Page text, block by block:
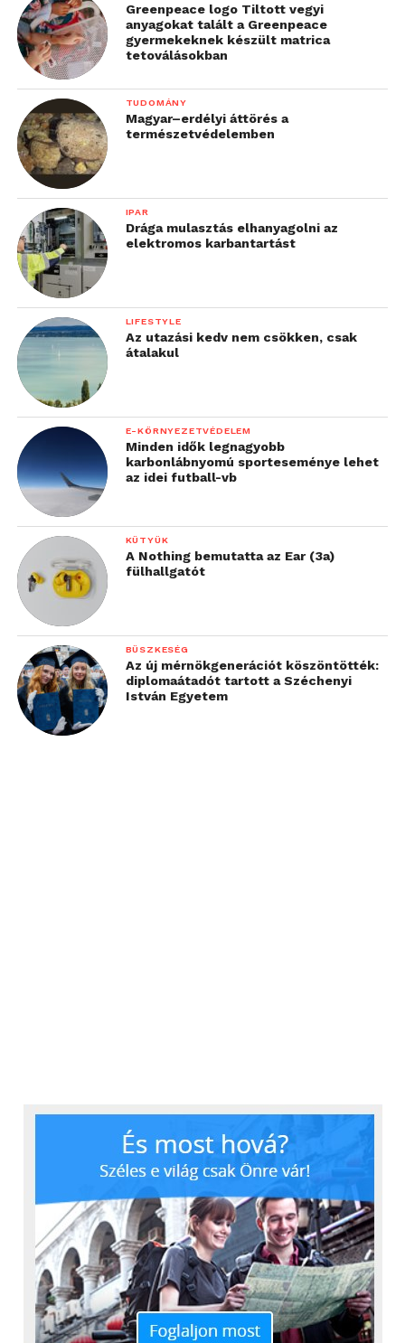
Greenpeace logo Tiltott vegyi
anyagokat talált a Greenpeace
gyermekeknek készült matrica
tetoválásokban
TUDOMÁNY
Magyar–erdélyi áttörés a
természetvédelemben
IPAR
Drága mulasztás elhanyagolni az
elektromos karbantartást
LIFESTYLE
Az utazási kedv nem csökken, csak
átalakul
E-KÖRNYEZETVÉDELEM
Minden idők legnagyobb
karbonlábnyomú sporteseménye lehet
az idei futball-vb
KÜTYÜK
A Nothing bemutatta az Ear (3a)
fülhallgatót
BÜSZKESÉG
Az új mérnökgenerációt köszöntötték:
diplomaátadót tartott a Széchenyi
István Egyetem